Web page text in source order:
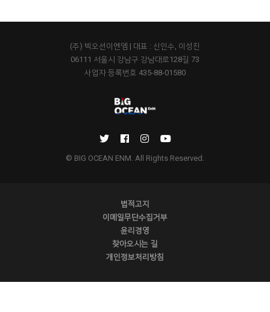
(주) 빅오션이엔엠 | 대표 : 신인수, 이성진
06111 서울시 강남구 강남대로128길 73
사업자 등록번호 435-88-01580
© BIG OCEAN ENM. All Rights Reserved.
법적고지
이메일무단수집거부
윤리경영
찾아오시는 길
개인정보처리방침